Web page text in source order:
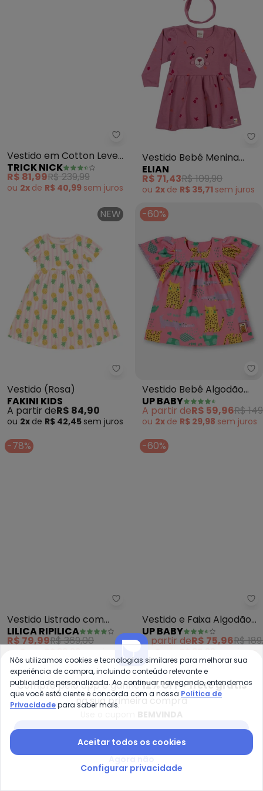
Vestido em Cotton Leve
e Tule (Rosa)
TRICK NICK
R$ 81,99R$ 239,99
ou 2x de R$ 40,99 semjuros
Vestido Bebê Menina
com Faixa de Cabelo
(Rosa)
ELIAN
R$ 71,43R$ 109,90
ou 2x de R$ 35,71 semjuros
NEW
Vestido (Rosa)
FAKINI KIDS
A partir deR$ 84,90
ou 2x de R$ 42,45 semjuros
-60%
Vestido Bebê Algodão
(Rosa)
UP BABY
A partir deR$ 59,96R$
ou 2x de R$ 29,98 semjuros
-78%
Vestido Listrado com
Alças Viscose
LILICA RIPILICA
R$ 79,99R$ 369,00
ou2xdeR$ 39,99semjuros
-60%
Vestido e Faixa Algodão
Bebê (Rosa)
UP BABY
A partir deR$ 75,96R$
ou2xde R$ 37,98semjuros
-55% -60%
Compre pelo app e ganhe12% OFF + frete grátis
na sua primeira compra
Nós utilizamos cookies e tecnologias similares para melhorar sua
experiência de compra, incluindo conteúdo relevante e
publicidade personalizada. Ao continuar navegando, entendemos
que você está ciente e concorda com a nossa Política de
Privacidadepara saber mais.
Aceitar todos os cookies
Configurar privacidade